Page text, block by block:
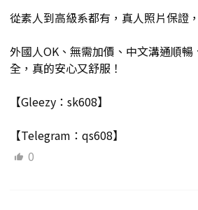
從素人到高級系都有，真人照片保證
外國人OK、無需加價、中文溝通順
全，真的安心又舒服！
【Gleezy：sk608】
【Telegram：qs608】
0